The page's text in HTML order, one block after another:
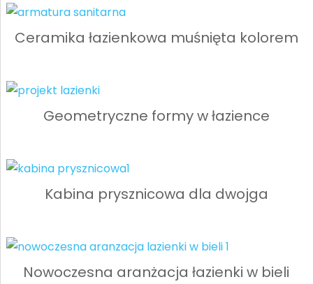
Ceramika łazienkowa muśnięta kolorem
Geometryczne formy w łazience
Kabina prysznicowa dla dwojga
Nowoczesna aranżacja łazienki w bieli